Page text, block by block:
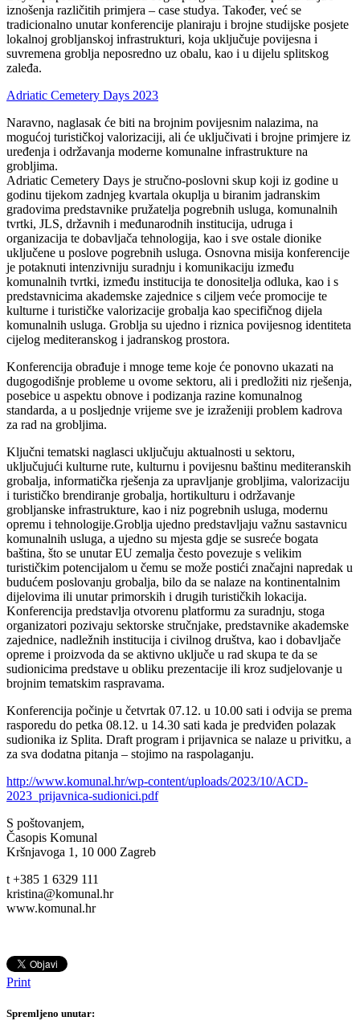
iznošenja različitih primjera – case studya. Također, već se
tradicionalno unutar konferencije planiraju i brojne studijske posjete
lokalnoj grobljanskoj infrastrukturi, koja uključuje povijesna i
suvremena groblja neposredno uz obalu, kao i u dijelu splitskog
zaleđa.
Adriatic Cemetery Days 2023
Naravno, naglasak će biti na brojnim povijesnim nalazima, na
mogućoj turističkoj valorizaciji, ali će uključivati i brojne primjere iz
uređenja i održavanja moderne komunalne infrastrukture na
grobljima.
Adriatic Cemetery Days je stručno-poslovni skup koji iz godine u
godinu tijekom zadnjeg kvartala okuplja u biranim jadranskim
gradovima predstavnike pružatelja pogrebnih usluga, komunalnih
tvrtki, JLS, državnih i međunarodnih institucija, udruga i
organizacija te dobavljača tehnologija, kao i sve ostale dionike
uključene u poslove pogrebnih usluga. Osnovna misija konferencije
je potaknuti intenzivniju suradnju i komunikaciju između
komunalnih tvrtki, između institucija te donositelja odluka, kao i s
predstavnicima akademske zajednice s ciljem veće promocije te
kulturne i turističke valorizacije grobalja kao specifičnog dijela
komunalnih usluga. Groblja su ujedno i riznica povijesnog identiteta
cijelog mediteranskog i jadranskog prostora.
Konferencija obrađuje i mnoge teme koje će ponovno ukazati na
dugogodišnje probleme u ovome sektoru, ali i predložiti niz rješenja,
posebice u aspektu obnove i podizanja razine komunalnog
standarda, a u posljednje vrijeme sve je izraženiji problem kadrova
za rad na grobljima.
Ključni tematski naglasci uključuju aktualnosti u sektoru,
uključujući kulturne rute, kulturnu i povijesnu baštinu mediteranskih
grobalja, informatička rješenja za upravljanje grobljima, valorizaciju
i turističko brendiranje grobalja, hortikulturu i održavanje
grobljanske infrastrukture, kao i niz pogrebnih usluga, modernu
opremu i tehnologije.Groblja ujedno predstavljaju važnu sastavnicu
komunalnih usluga, a ujedno su mjesta gdje se susreće bogata
baština, što se unutar EU zemalja često povezuje s velikim
turističkim potencijalom u čemu se može postići značajni napredak u
budućem poslovanju grobalja, bilo da se nalaze na kontinentalnim
dijelovima ili unutar primorskih i drugih turističkih lokacija.
Konferencija predstavlja otvorenu platformu za suradnju, stoga
organizatori pozivaju sektorske stručnjake, predstavnike akademske
zajednice, nadležnih institucija i civilnog društva, kao i dobavljače
opreme i proizvoda da se aktivno uključe u rad skupa te da se
sudionicima predstave u obliku prezentacije ili kroz sudjelovanje u
brojnim tematskim raspravama.
Konferencija počinje u četvrtak 07.12. u 10.00 sati i odvija se prema
rasporedu do petka 08.12. u 14.30 sati kada je predviđen polazak
sudionika iz Splita. Draft program i prijavnica se nalaze u privitku, a
za sva dodatna pitanja – stojimo na raspolaganju.
http://www.komunal.hr/wp-content/uploads/2023/10/ACD-
2023_prijavnica-sudionici.pdf
S poštovanjem,
Časopis Komunal
Kršnjavoga 1, 10 000 Zagreb
t +385 1 6329 111
kristina@komunal.hr
www.komunal.hr
Print
Spremljeno unutar: